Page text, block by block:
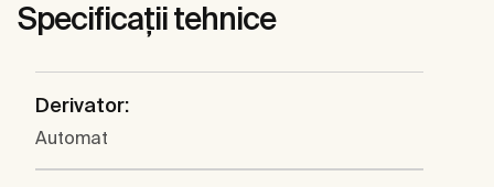
Specificații tehnice
Derivator:
Automat